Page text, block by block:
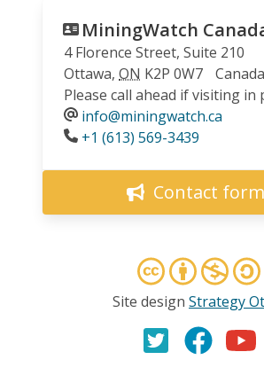
MiningWatch
4 Florence Street, Suite 210
Ottawa, ON K2P 0W7
Canada
Please call ahead if visiting in
info@miningwatch.ca
Phone
+1 (613) 569-3439
Contact form
Site design Strategy